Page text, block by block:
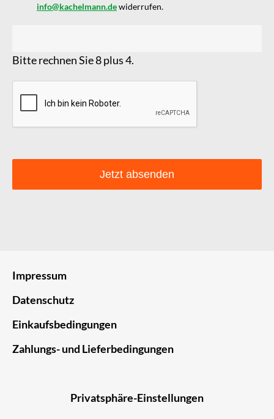
info@kachelmann.dewiderrufen.
Bitte rechnen Sie 8 plus 4.
Jetzt absenden
Impressum
Datenschutz
Einkaufsbedingungen
Zahlungs- und Lieferbedingungen
Privatsphäre-Einstellungen